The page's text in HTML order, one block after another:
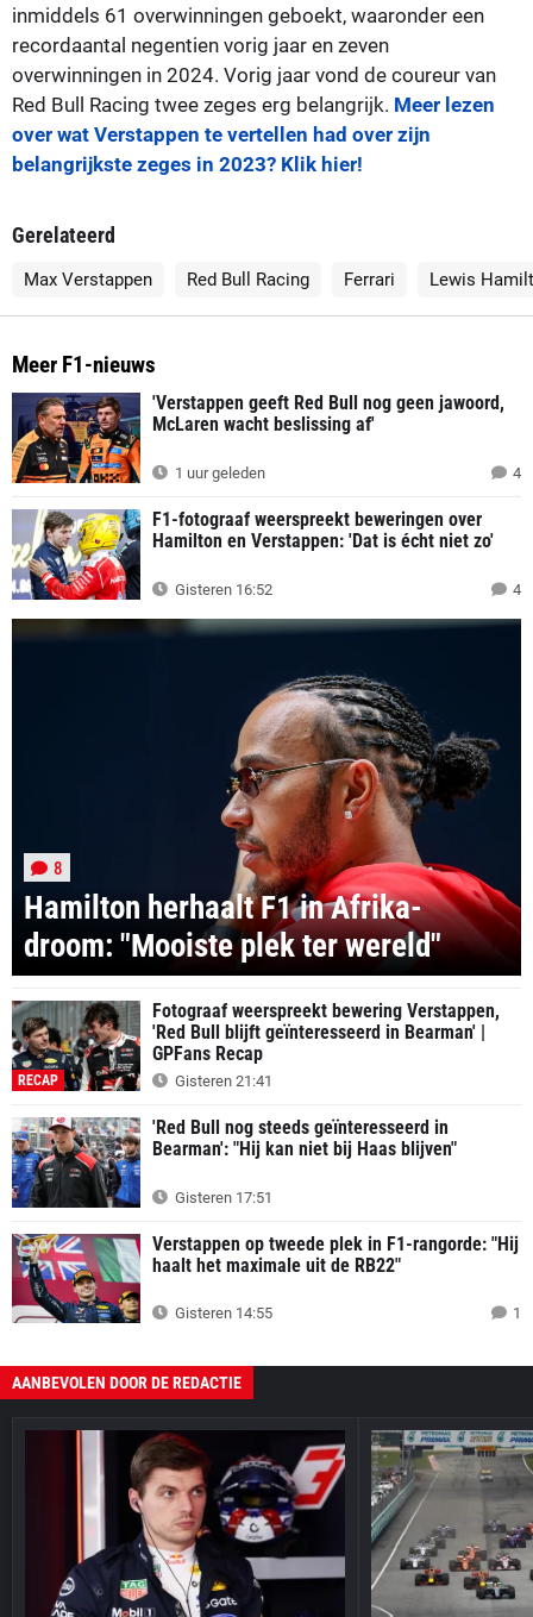
inmiddels 61 overwinningen geboekt, waaronder een
recordaantal negentien vorig jaar en zeven
overwinningen in 2024. Vorig jaar vond de coureur van
Red Bull Racing twee zeges erg belangrijk. Meer lezen
over wat Verstappen te vertellen had over zijn
belangrijkste zeges in 2023? Klik hier!
Gerelateerd
Max Verstappen Red Bull Racing Ferrari Lewis
Meer F1-nieuws
'Verstappen geeft Red Bull nog geen jawoord,
McLaren wacht beslissing af'
1 uur geleden 4
F1-fotograaf weerspreekt beweringen over
Hamilton en Verstappen: 'Dat is écht niet zo'
Gisteren 16:52 4
Hamilton herhaalt F1 in Afrika-
droom: "Mooiste plek ter wereld"
8
RECAP
Fotograaf weerspreekt bewering Verstappen,
'Red Bull blijft geïnteresseerd in Bearman' |
GPFans Recap
Gisteren 21:41
'Red Bull nog steeds geïnteresseerd in
Bearman': "Hij kan niet bij Haas blijven"
Gisteren 17:51
Verstappen op tweede plek in F1-rangorde: "Hij
haalt het maximale uit de RB22"
Gisteren 14:55 1
AANBEVOLEN DOOR DE REDACTIE